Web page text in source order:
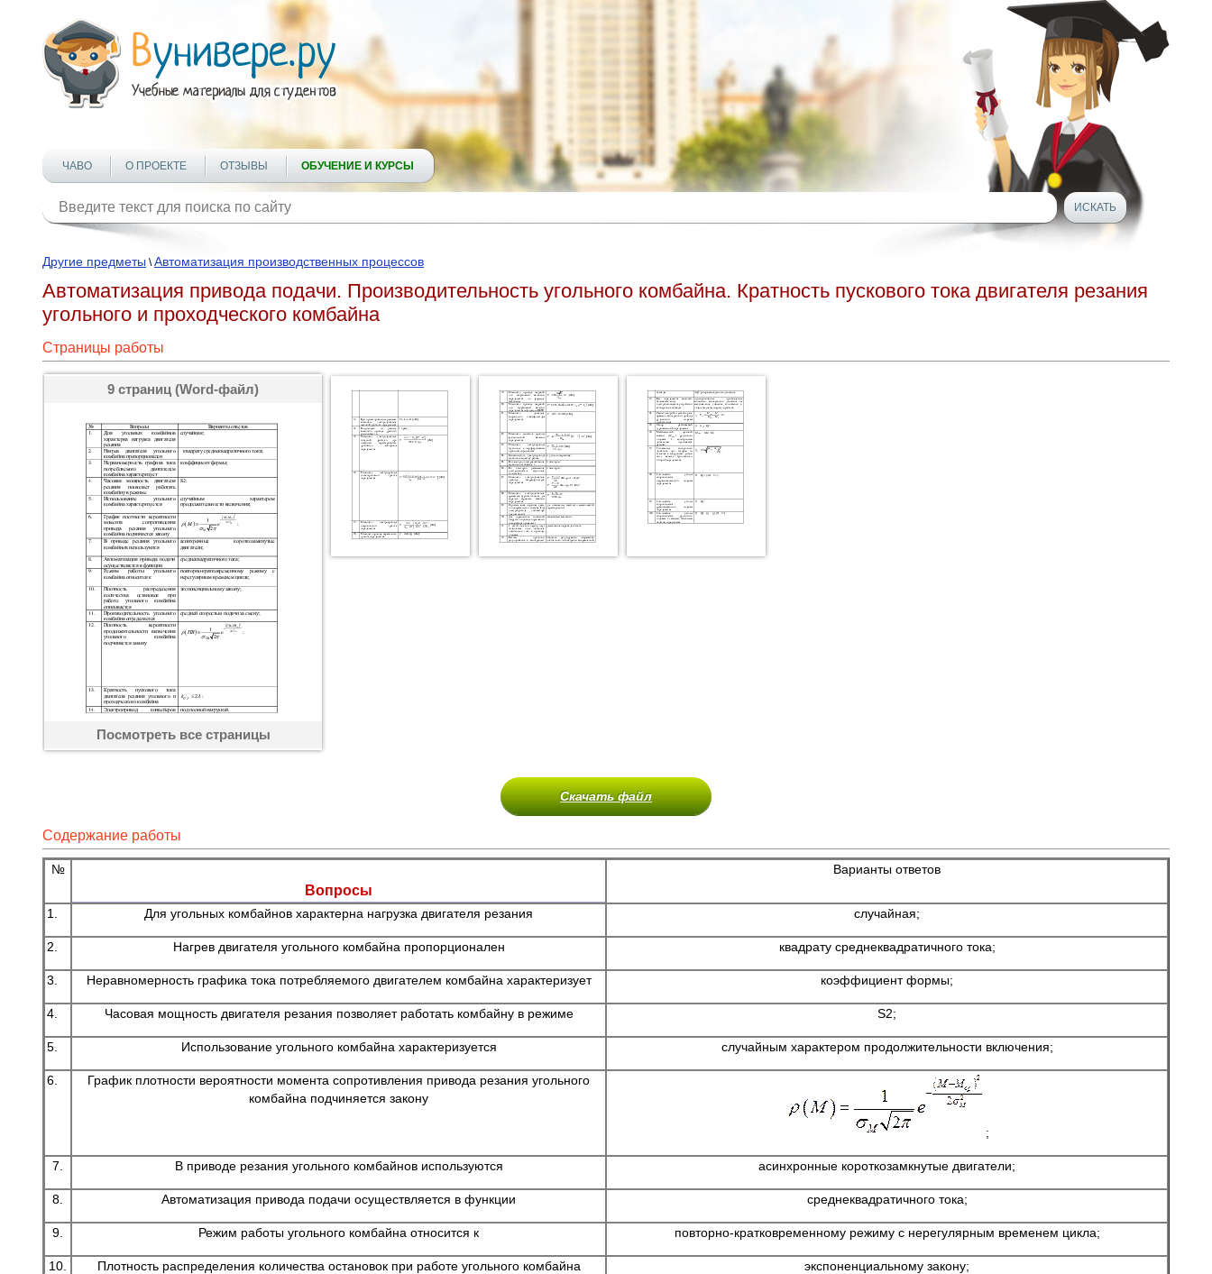
ЧАВО О ПРОЕКТЕ ОТЗЫВЫ ОБУЧЕНИЕ И КУРСЫ
Другие предметы \Автоматизация производственных процессов
Автоматизация привода подачи. Производительность угольного комбайна. Кратность пускового тока двигателя резания
угольного и проходческого комбайна
Страницы работы
9 страниц (Word-файл)
Посмотреть все страницы
Скачать файл
Содержание работы
№
Вопросы
Варианты ответов
1. Для угольных комбайнов характерна нагрузка двигателя резания случайная;
2. Нагрев двигателя угольного комбайна пропорционален квадрату среднеквадратичного тока;
3. Неравномерность графика тока потребляемого двигателем комбайна характеризует коэффициент формы;
4. Часовая мощность двигателя резания позволяет работать комбайну в режиме S2;
5. Использование угольного комбайна характеризуется случайным характером продолжительности включения;
6.
График плотности вероятности момента сопротивления привода резания угольного
комбайна подчиняется закону
;
7. В приводе резания угольного комбайнов используются асинхронные короткозамкнутые двигатели;
8. Автоматизация привода подачи осуществляется в функции среднеквадратичного тока;
9. Режим работы угольного комбайна относится к повторно-кратковременному режиму с нерегулярным временем цикла;
10.
Плотность распределения количества остановок при работе угольного комбайна
экспоненциальному закону;